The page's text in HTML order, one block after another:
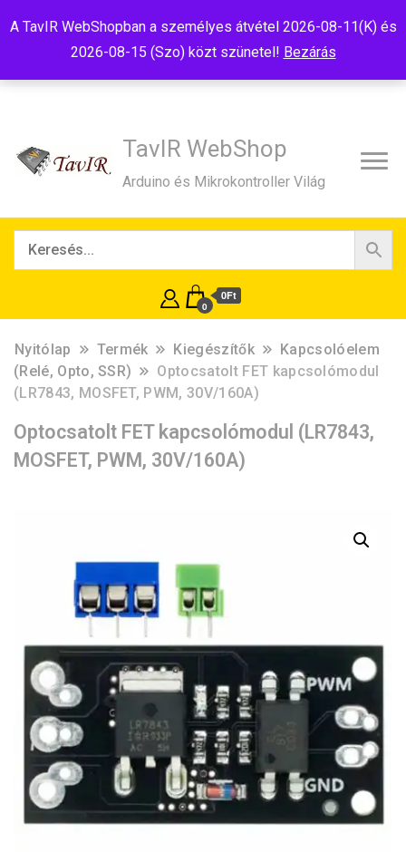
A TavIR WebShopban a személyes átvétel 2026-08-11(K) és
2026-08-15 (Szo) közt szünetel! Bezárás
TavIR WebShop
Arduino és Mikrokontroller Világ
0
0Ft
Nyitólap Termék Kiegészítők
Kapcsolóelem
(Relé, Opto, SSR)
Optocsatolt FET kapcsolómodul
(LR7843, MOSFET, PWM, 30V/160A)
Optocsatolt FET kapcsolómodul (LR7843,
MOSFET, PWM, 30V/160A)